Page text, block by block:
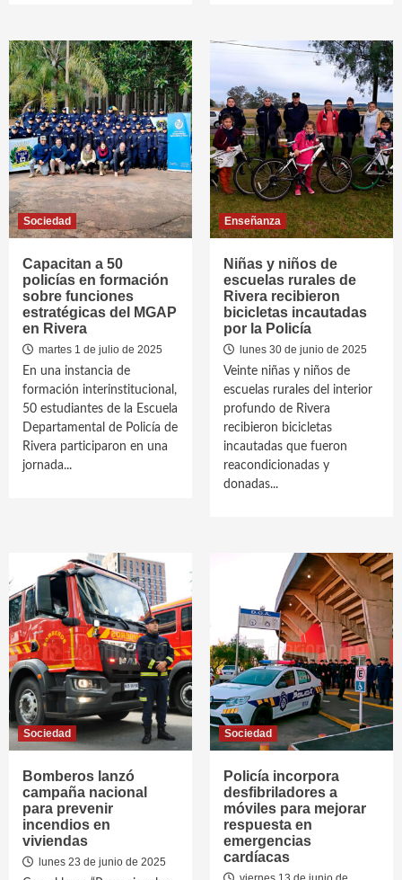
Sociedad
Capacitan a 50
policías en formación
sobre funciones
estratégicas del MGAP
en Rivera
martes 1 de julio de 2025
En una instancia de
formación interinstitucional,
50 estudiantes de la Escuela
Departamental de Policía de
Rivera participaron en una
jornada...
Enseñanza
Niñas y niños de
escuelas rurales de
Rivera recibieron
bicicletas incautadas
por la Policía
lunes 30 de junio de 2025
Veinte niñas y niños de
escuelas rurales del interior
profundo de Rivera
recibieron bicicletas
incautadas que fueron
reacondicionadas y
donadas...
Sociedad
Bomberos lanzó
campaña nacional
para prevenir
incendios en
viviendas
lunes 23 de junio de 2025
Sociedad
Policía incorpora
desfibriladores a
móviles para mejorar
respuesta en
emergencias
cardíacas